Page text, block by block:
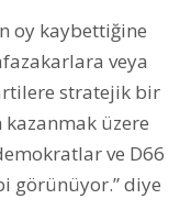
oy kaybettiğine
veya
stratejik bir
kazanmak üzere
ve D66
görünüyor.” diye